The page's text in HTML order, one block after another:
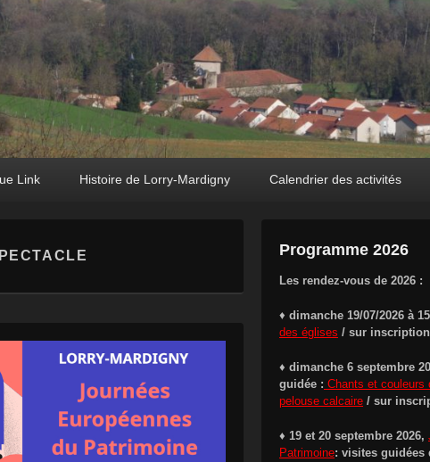
Link Histoire de Lorry-Mardigny Calendrier des activités
Programme 2026
Les rendez-vous de 2026 :
♦ dimanche 19/07/2026 à
des églises / sur inscription
♦ dimanche 6 septembre
guidée : Chants et couleurs
pelouse calcaire / sur
♦ 19 et 20 septembre 2026,
Patrimoine: visites guidées